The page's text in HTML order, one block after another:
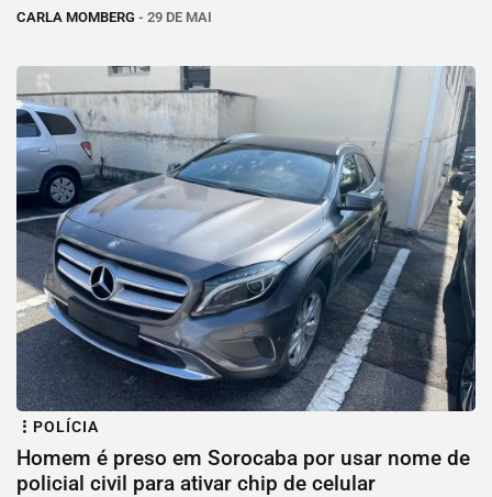
CARLA MOMBERG - 29 DE MAI
POLÍCIA
Homem é preso em Sorocaba por usar nome de
policial civil para ativar chip de celular